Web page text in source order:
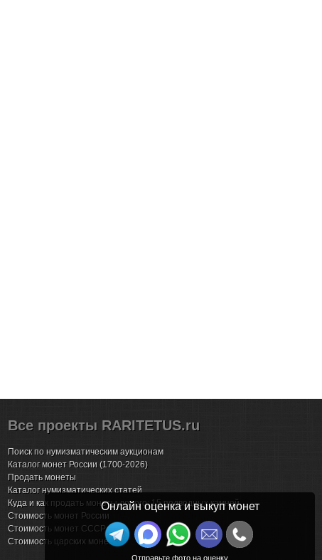
Все проекты RARITETUS.ru
Поиск по нумизматическим аукционам
Каталог монет России (1700-2026)
Продать монеты
Каталог нумизматических статей
Куда и как продать монеты дорого: 15 подводных камней
Стоимость монет России
Стоимость монет СССР
Стоимость царских монет
Онлайн оценка и выкуп монет